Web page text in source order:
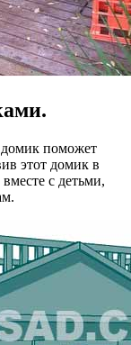
домик поможет
этот домик в
с детьми,